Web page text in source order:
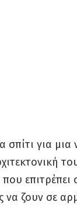
σπίτι για
να ζουν σε